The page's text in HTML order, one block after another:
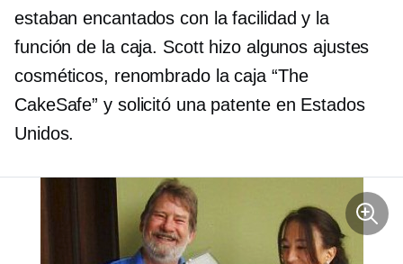
estaban encantados con la facilidad y la
función de la caja. Scott hizo algunos ajustes
cosméticos, renombradola caja “The
CakeSafe” y solicitó una patente en Estados
Unidos.